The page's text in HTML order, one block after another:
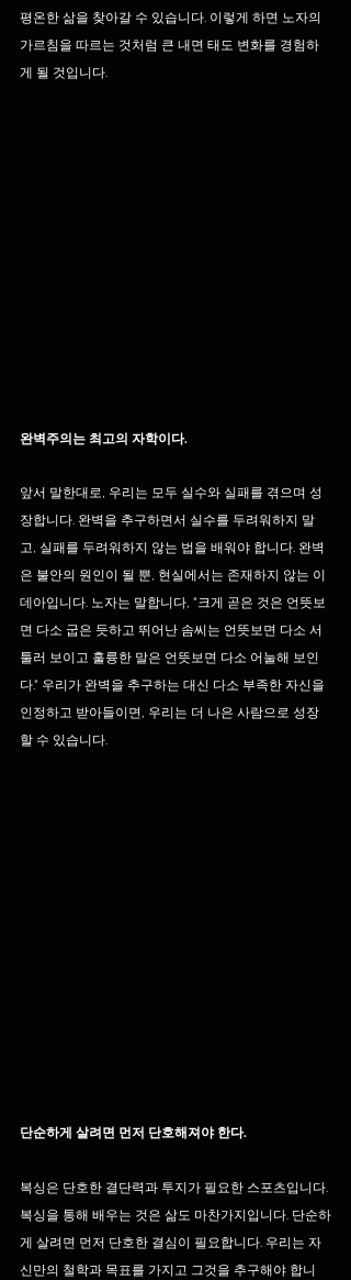
평온한 삶을 찾아갈 수 있습니다. 이렇게 하면 노자의
가르침을 따르는 것처럼 큰 내면 태도 변화를 경험하
게 될 것입니다.
완벽주의는 최고의 자학이다.
​앞서 말한대로, 우리는 모두 실수와 실패를 겪으며 성
장합니다. 완벽을 추구하면서 실수를 두려워하지 말
고, 실패를 두려워하지 않는 법을 배워야 합니다. 완벽
은 불안의 원인이 될 뿐, 현실에서는 존재하지 않는 이
데아입니다. 노자는 말합니다, "크게 곧은 것은 언뜻보
면 다소 굽은 듯하고 뛰어난 솜씨는 언뜻보면 다소 서
툴러 보이고 훌륭한 말은 언뜻보면 다소 어눌해 보인
다." 우리가 완벽을 추구하는 대신 다소 부족한 자신을
인정하고 받아들이면, 우리는 더 나은 사람으로 성장
할 수 있습니다.
단순하게 살려면 먼저 단호해져야 한다.
복싱은 단호한 결단력과 투지가 필요한 스포츠입니다.
복싱을 통해 배우는 것은 삶도 마찬가지입니다. 단순하
게 살려면 먼저 단호한 결심이 필요합니다. 우리는 자
신만의 철학과 목표를 가지고 그것을 추구해야 합니